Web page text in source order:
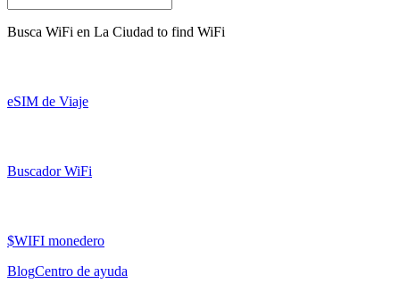
Busca WiFi en La Ciudad to find WiFi
eSIM de Viaje
Buscador WiFi
$WIFI monedero
BlogCentro de ayuda